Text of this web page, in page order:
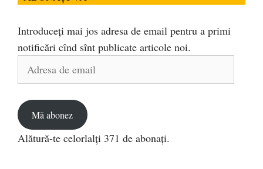
Introduceți mai jos adresa de email pentru a primi
notificări cînd sînt publicate articole noi.
Adresa
Mă abonez
Alătură-te celorlalți 371 de abonați.